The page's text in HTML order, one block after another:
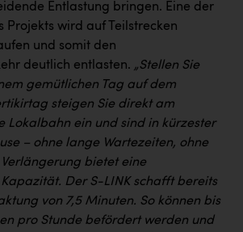
technology gmbh
Austria
Entlastung bringen. Eine der
Projekts wird auf Teilstrecken
und somit den
deutlich entlasten. „Stellen Sie
gemütlichen Tag auf dem
steigen Sie direkt am
Lokalbahn ein und sind in kürzester
– ohne lange Wartezeiten, ohne
Verlängerung bietet eine
Der S-LINK schafft bereits
von 7,5 Minuten. So können bis
pro Stunde befördert werden und